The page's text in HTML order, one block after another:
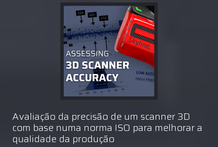
Avaliação da precisão de um scanner 3D
com base numa norma ISO para melhorar a
qualidade da produção